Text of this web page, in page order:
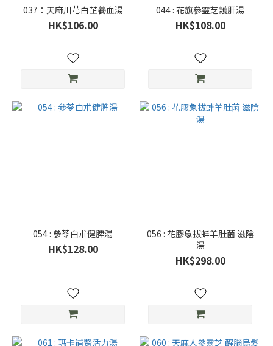
037：天麻川芎白芷養血湯
HK$106.00
044 : 花旗參靈芝護肝湯
HK$108.00
054 : 參苓白朮健脾湯
HK$128.00
056 : 花膠象拔蚌羊肚菌 滋陰
湯
HK$298.00